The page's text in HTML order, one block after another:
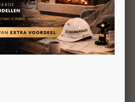
Spartherm
Passo XS Tripod
Passo
Hout